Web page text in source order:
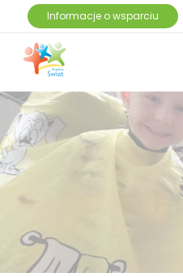
Informacje o wsparciu